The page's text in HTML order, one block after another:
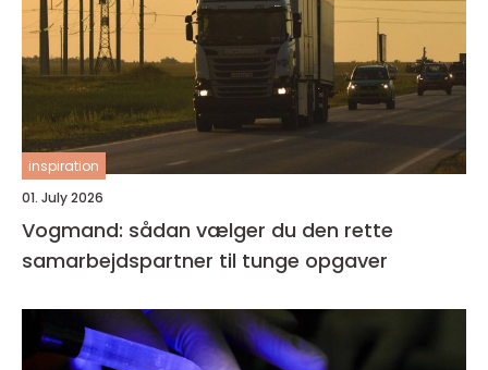
inspiration
01. July 2026
Vogmand: sådan vælger du den rette
samarbejdspartner til tunge opgaver